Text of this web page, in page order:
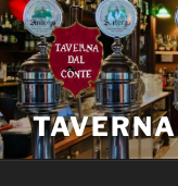
Salta
al
contenuto